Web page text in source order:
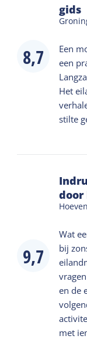
von
anreisen,
dort sind es
des Badwegs.
Auto ist am
der
Eine
kostenlos. Bei
nur nach
„Selbst wenn
Spaß“, sagte
Anschluss.
„Ich bin
gefahren,
8,7
gids
Een
een
Het
stilte
9,7
door
Wat
bij
en de
met